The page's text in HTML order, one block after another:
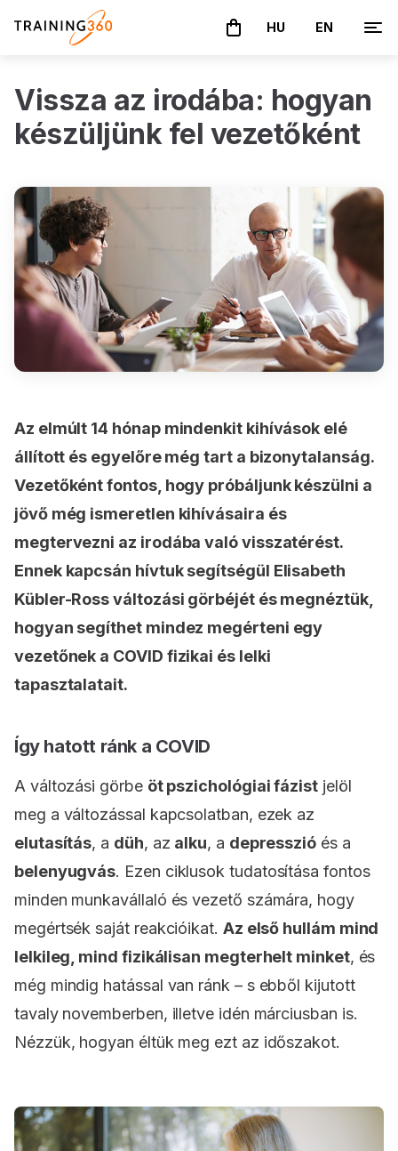
A kosár üres
HU EN
Vissza az irodába: hogyan
készüljünk fel vezetőként
Az elmúlt 14 hónap mindenkit kihívások elé
állított és egyelőre még tart a bizonytalanság.
Vezetőként fontos, hogy próbáljunk készülni a
jövő még ismeretlen kihívásaira és
megtervezni az irodába való visszatérést.
Ennek kapcsán hívtuk segítségül Elisabeth
Kübler-Ross változási görbéjét és megnéztük,
hogyan segíthet mindez megérteni egy
vezetőnek a COVID fizikai és lelki
tapasztalatait.
Így hatott ránk a COVID
A változási görbe öt pszichológiai fázistjelöl
meg a változással kapcsolatban, ezek az
elutasítás, a düh, az alku, a depresszió és a
belenyugvás. Ezen ciklusok tudatosítása fontos
minden munkavállaló és vezető számára, hogy
megértsék saját reakcióikat. Az első hullám mind
lelkileg, mind fizikálisan megterhelt minket, és
még mindig hatással van ránk – s ebből kijutott
tavaly novemberben, illetve idén márciusban is.
Nézzük, hogyan éltük meg ezt az időszakot.